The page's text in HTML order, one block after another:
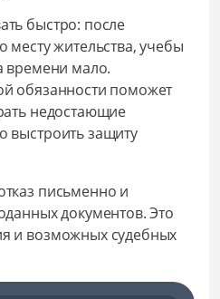
быстро: после
месту жительства, учебы
времени мало.
обязанности поможет
недостающие
выстроить защиту
письменно и
документов. Это
и возможных судебных